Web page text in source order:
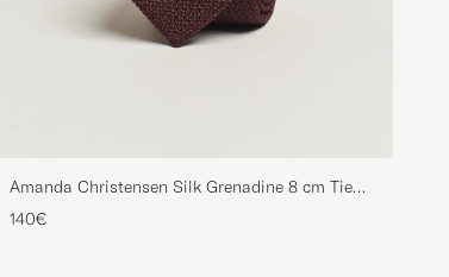
Amanda Christensen Silk Grenadine 8 cm Tie
Wine
140€